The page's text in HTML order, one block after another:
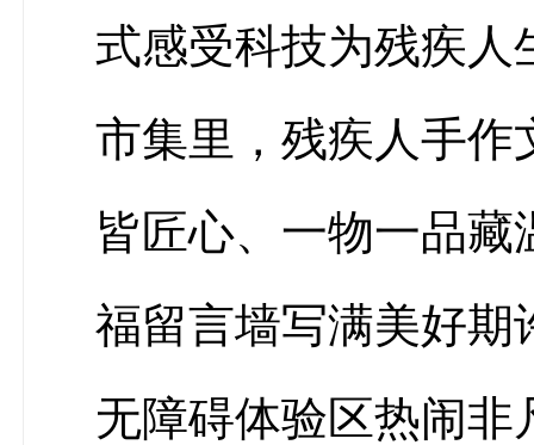
式感受科技为残疾人
市集里，残疾人手作
皆匠心、一物一品
福留言墙写满美好期
无障碍体验区热闹